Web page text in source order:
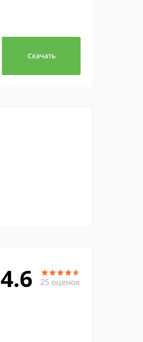
Скачать
4.6 25 оценок